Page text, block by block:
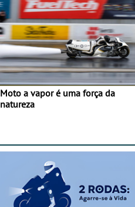
Moto a vapor é uma força da
natureza